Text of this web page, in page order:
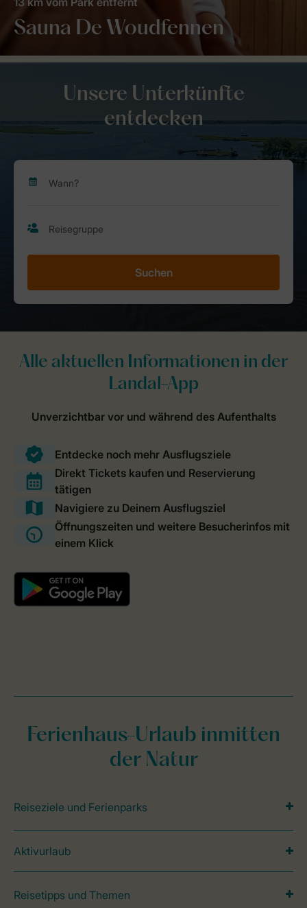
Sauna De Woudfennen
Unsere Unterkünfte
entdecken
Suchen
Ferienhaus-Urlaub inmitten
der Natur
Reiseziele und Ferienparks
Aktivurlaub
Reisetipps und Themen